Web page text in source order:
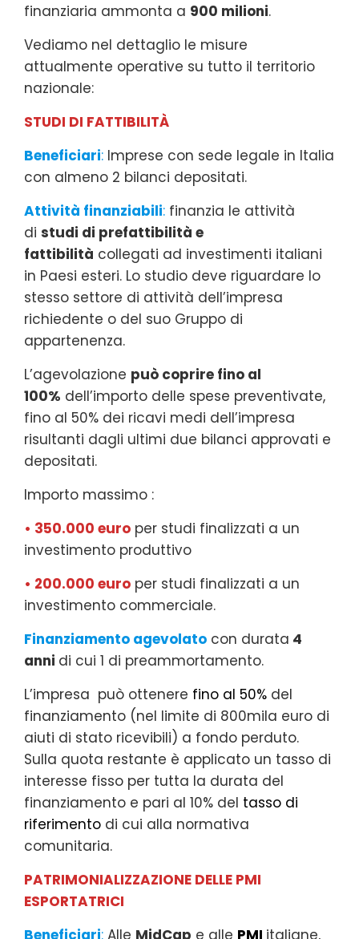
finanziaria ammonta a 900 milioni.
Vediamo nel dettaglio le misure
attualmente operative su tutto il territorio
nazionale:
STUDI DI FATTIBILITÀ
Beneficiari: Imprese con sede legale in Italia
con almeno 2 bilanci depositati.
Attività finanziabili: finanzia le attività
di studi di prefattibilità e
fattibilità collegati ad investimenti italiani
in Paesi esteri. Lo studio deve riguardare lo
stesso settore di attività dell’impresa
richiedente o del suo Gruppo di
appartenenza.
L’agevolazione può coprire fino al
100% dell’importo delle spese preventivate,
fino al 50% dei ricavi medi dell’impresa
risultanti dagli ultimi due bilanci approvati e
depositati.
Importo massimo :
• 350.000 euro per studi finalizzati a un
investimento produttivo
• 200.000 euro per studi finalizzati a un
investimento commerciale.
Finanziamento agevolato con durata 4
anni di cui 1 di preammortamento.
L’impresa può ottenere fino al 50% del
finanziamento (nel limite di 800mila euro di
aiuti di stato ricevibili) a fondo perduto.
Sulla quota restante è applicato un tasso di
interesse fisso per tutta la durata del
finanziamento e pari al 10% del tasso di
riferimento di cui alla normativa
comunitaria.
PATRIMONIALIZZAZIONE DELLE PMI
ESPORTATRICI
Beneficiari: Alle MidCap e alle PMI italiane,